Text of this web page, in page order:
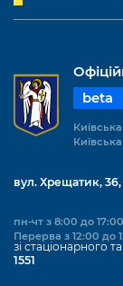
beta
вул. Хрещатик, 36,
пн-чт з 8:00 до
Перерва з 12:00 до
зі стаціонарного
1551